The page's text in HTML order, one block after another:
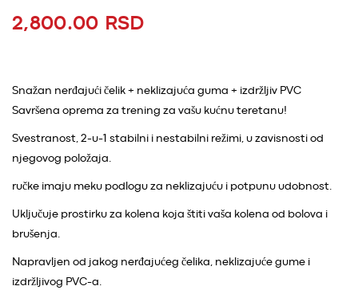
Redovna cijena
2,800.00 RSD
Snažan nerđajući čelik + neklizajuća guma + izdržljiv PVC
Savršena oprema za trening za vašu kućnu teretanu!
Svestranost, 2-u-1 stabilni i nestabilni režimi, u zavisnosti od
njegovog položaja.
ručke imaju meku podlogu za neklizajuću i potpunu udobnost.
Uključuje prostirku za kolena koja štiti vaša kolena od bolova i
brušenja.
Napravljen od jakog nerđajućeg čelika, neklizajuće gume i
izdržljivog PVC-a.